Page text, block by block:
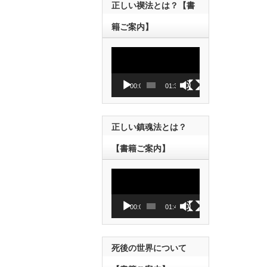
正しい禊法とは？【書
籍ご案内】
ー
00:00 01:38
正しい鎮魂法とは？
【書籍ご案内】
ヤ
ー
00:00 01:43
死後の世界について